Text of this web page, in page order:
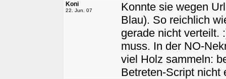
Koni
22. Jun. 07
Konnte sie wegen
Blau). So reichlich
gerade nicht verteilt.
muss. In der NO-
viel Holz sammeln:
Betreten-Script nicht